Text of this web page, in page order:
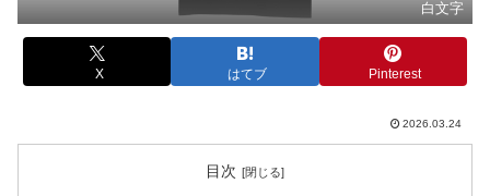
白文字
X はてブ Pinterest
2026.03.24
目次